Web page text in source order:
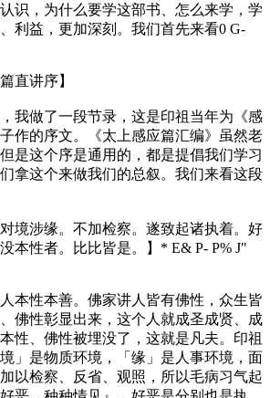
识，为什么要学这部书、怎么来学，学
利益，更加深刻。我们首先来看0 G-
讲序】
做了一段节录，这是印祖当年为《感
作的序文。《太上感应篇汇编》虽然老
是这个序是通用的，都是提倡我们学习
拿这个来做我们的总叙。我们来看这段
涉缘。不加检察。遂致起诸执着。好
本性者。比比皆是。】 * E& P- P% J"
性本善。佛家讲人皆有佛性，众生皆
佛性彰显出来，这个人就成圣成贤、成
性、佛性被埋没了，这就是凡夫。印祖
」是物质环境，「缘」是人事环境，面
以检察、反省、观照，所以毛病习气起